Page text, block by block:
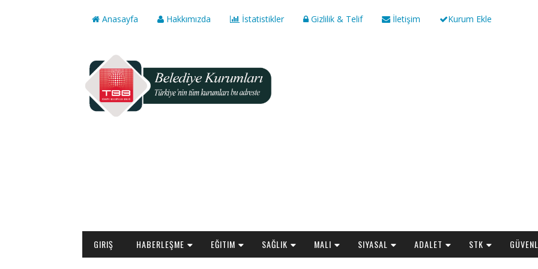
Anasayfa Hakkımızda İstatistikler Gizlilik & Telif İletişim Kurum Ekle
GIRIŞ HABERLEŞME EĞITIM SAĞLIK MALI SIYASAL ADALET STK